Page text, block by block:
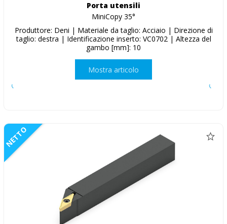
Porta utensili
MiniCopy 35°
Produttore: Deni | Materiale da taglio: Acciaio | Direzione di
taglio: destra | Identificazione inserto: VC0702 | Altezza del
gambo [mm]: 10
Mostra articolo
NETTO